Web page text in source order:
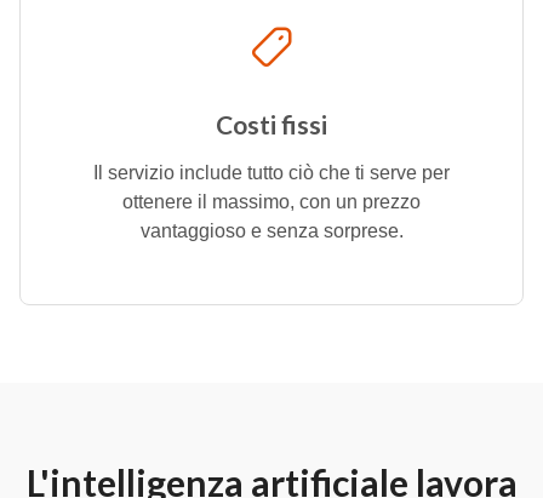
Costi fissi
Il servizio include tutto ciò che ti serve per
ottenere il massimo, con un prezzo
vantaggioso e senza sorprese.
L'intelligenza artificiale lavora